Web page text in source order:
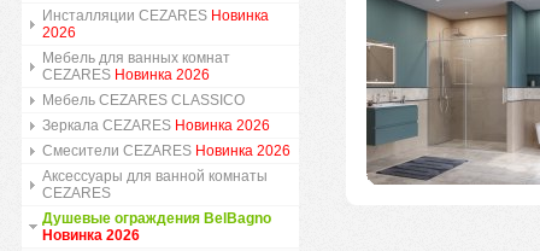
Инсталляции CEZARES Новинка
2026
Мебель для ванных комнат
CEZARES Новинка 2026
Мебель CEZARES CLASSICO
Зеркала CEZARES Новинка 2026
Смесители CEZARES Новинка 2026
Аксессуары для ванной комнаты
CEZARES
Душевые ограждения BelBagno
Новинка 2026